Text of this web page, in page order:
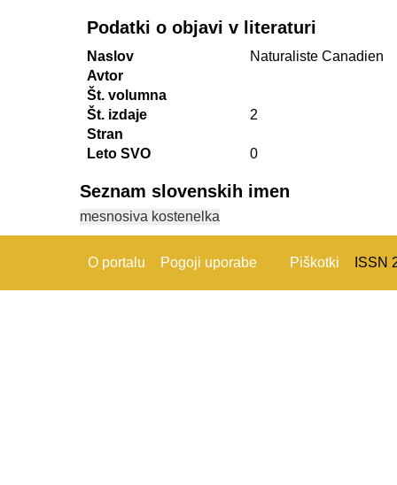
Podatki o objavi v literaturi
Naslov
Naturaliste Canadien
Avtor
Št. volumna
Št. izdaje
2
Stran
Leto SVO
0
Seznam slovenskih imen
mesnosiva kostenelka
O portalu Pogoji uporabe Piškotki ISSN